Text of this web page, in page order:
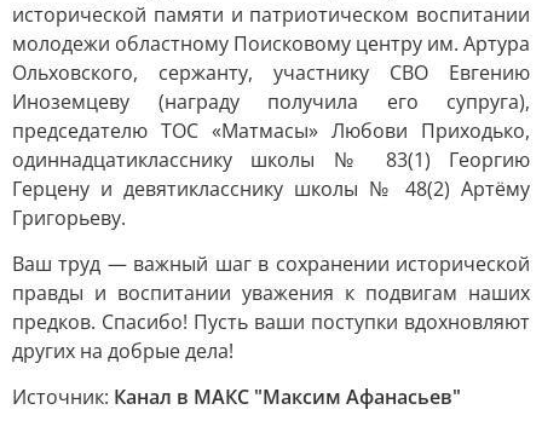
исторической памяти и патриотическом воспитании
молодежи областному Поисковому центру им. Артура
Ольховского, сержанту, участнику СВО Евгению
Иноземцеву (награду получила его супруга),
председателю ТОС «Матмасы» Любови Приходько,
одиннадцатикласснику школы № 83(1) Георгию
Герцену и девятикласснику школы № 48(2) Артёму
Григорьеву.
Ваш труд — важный шаг в сохранении исторической
правды и воспитании уважения к подвигам наших
предков. Спасибо! Пусть ваши поступки вдохновляют
других на добрые дела!
Источник: Канал в МАКС "Максим Афанасьев"